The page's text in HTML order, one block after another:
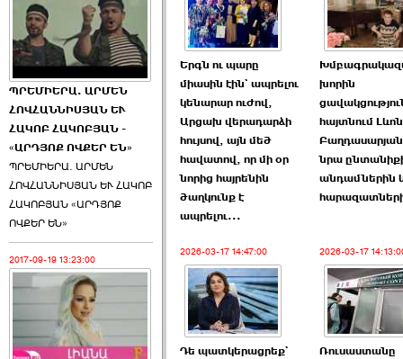
ՊՐԵՄԻԵՐԱ. ԱՐՄԵՆ
ՀՈՎՀԱՆՆԻՍՅԱՆ ԵՒ
ՀԱԿՈԲ ՀԱԿՈԲՅԱՆ -
«ԱՐԴՅՈՔ ՈՎՔԵՐ ԵՆ»
ՊՐԵՄԻԵՐԱ. ԱՐՄԵՆ
ՀՈՎՀԱՆՆԻՍՅԱՆ ԵՒ ՀԱԿՈԲ
ՀԱԿՈԲՅԱՆ «ԱՐԴՅՈՔ
ՈՎՔԵՐ ԵՆ»
2017-09-19 13:23:00
Երգն ու պարը
միասին էին` ապրելու
կենարար ուժով,
Արցախ վերադարձի
հույսով, այն մեծ
հավատով, որ մի օր
նորից հայրենին
ծաղկունք է
ապրելու...
խորին
հայտնում Լևոն
նրա
անդամներին
2026-03-17 14:47:00
Դե պատկերացրեք`
2026-03-17
Ռուսաստանը